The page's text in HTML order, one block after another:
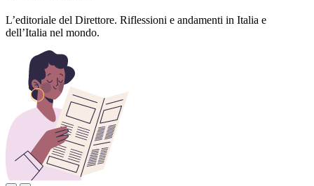
L’editoriale del Direttore. Riflessioni e andamenti in Italia e
dell’Italia nel mondo.